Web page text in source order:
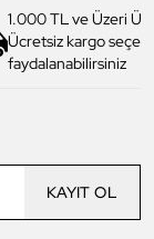
1.000 TL ve Üzeri
Ücretsiz kargo
faydalanabilirsiniz
KAYIT OL